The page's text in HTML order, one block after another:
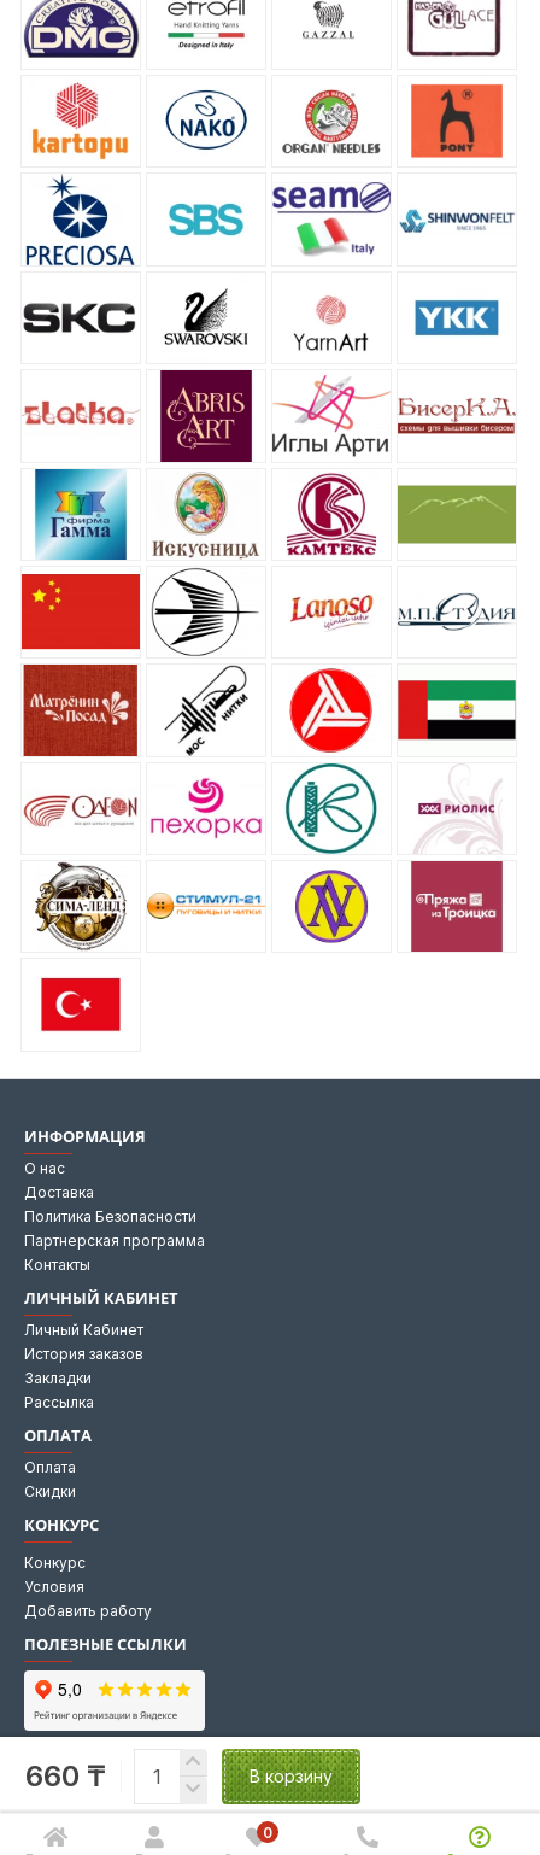
660 ₸ В корзину
0
ИНФОРМАЦИЯ
О нас
Доставка
Политика Безопасности
Партнерская программа
Контакты
ЛИЧНЫЙ КАБИНЕТ
Личный Кабинет
История заказов
Закладки
Рассылка
ОПЛАТА
Оплата
Скидки
КОНКУРС
Конкурс
Условия
Добавить работу
ПОЛЕЗНЫЕ ССЫЛКИ
Мы на Яндекс картах
Мы в 2GIS